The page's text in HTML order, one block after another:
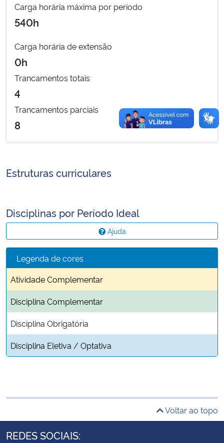
Planalto
Carga horária máxima por período
540h
Carga horária de extensão
0h
Trancamentos totais
4
Trancamentos parciais
8
Estruturas curriculares
Disciplinas por Período Ideal
Ajuda
Legenda de cores
Atividade Complementar
Disciplina Complementar
Disciplina Obrigatória
Disciplina Eletiva / Optativa
Voltar ao topo
REDES SOCIAIS: